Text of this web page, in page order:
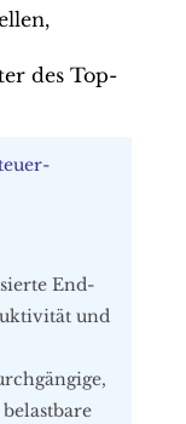
des Top-
End-
und